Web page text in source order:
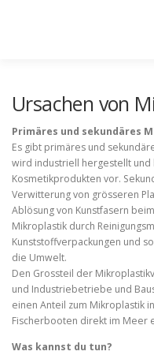
Ursachen von
Primäres und sekundäres
Es gibt primäres und
wird industriell hergestellt
Kosmetikprodukten vor.
Verwitterung von grösseren
Ablösung von Kunstfasern
Mikroplastik durch
Kunststoffverpackungen und
die Umwelt.
Den Grossteil der
und Industriebetriebe und
einen Anteil zum Mikroplastik
Fischerbooten direkt im Meer
Was kannst du tun?